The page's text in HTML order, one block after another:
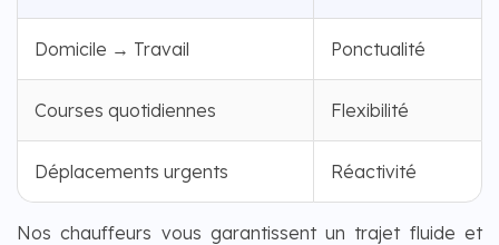
Domicile → Travail Ponctualité
Courses quotidiennes Flexibilité
Déplacements urgents Réactivité
Nos chauffeurs vous garantissent un trajet fluide et